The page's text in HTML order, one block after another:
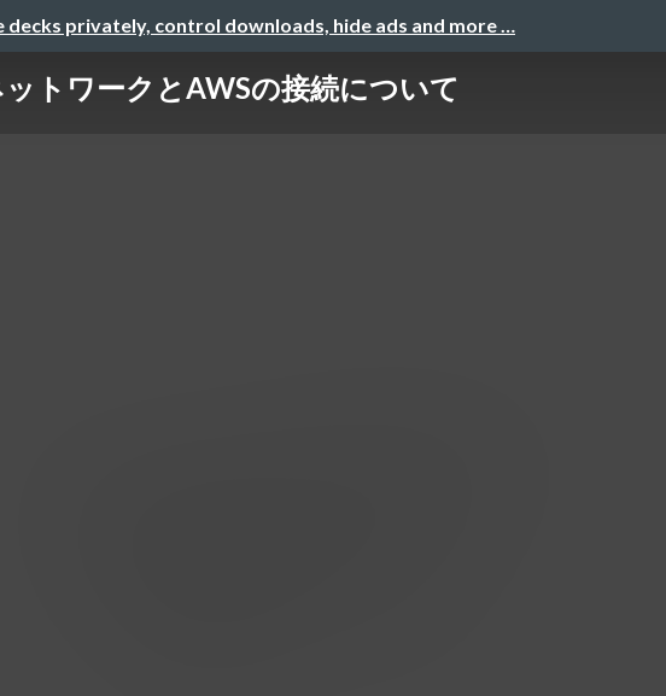
decks privately, control downloads, hide ads and more …
ットワークとAWSの接続について